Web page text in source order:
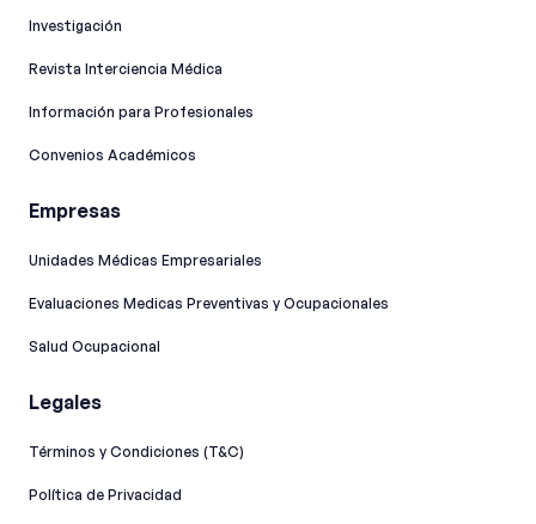
Investigación
Revista Interciencia Médica
Información para Profesionales
Convenios Académicos
Empresas
Unidades Médicas Empresariales
Evaluaciones Medicas Preventivas y Ocupacionales
Salud Ocupacional
Legales
Términos y Condiciones (T&C)
Política de Privacidad